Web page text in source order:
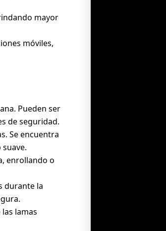
mayor
móviles,
Pueden ser
de seguridad.
Se encuentra
enrollando o
durante la
lamas